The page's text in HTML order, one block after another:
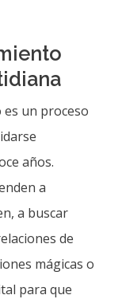
un proceso
años.
a
a buscar
de
mágicas o
para que